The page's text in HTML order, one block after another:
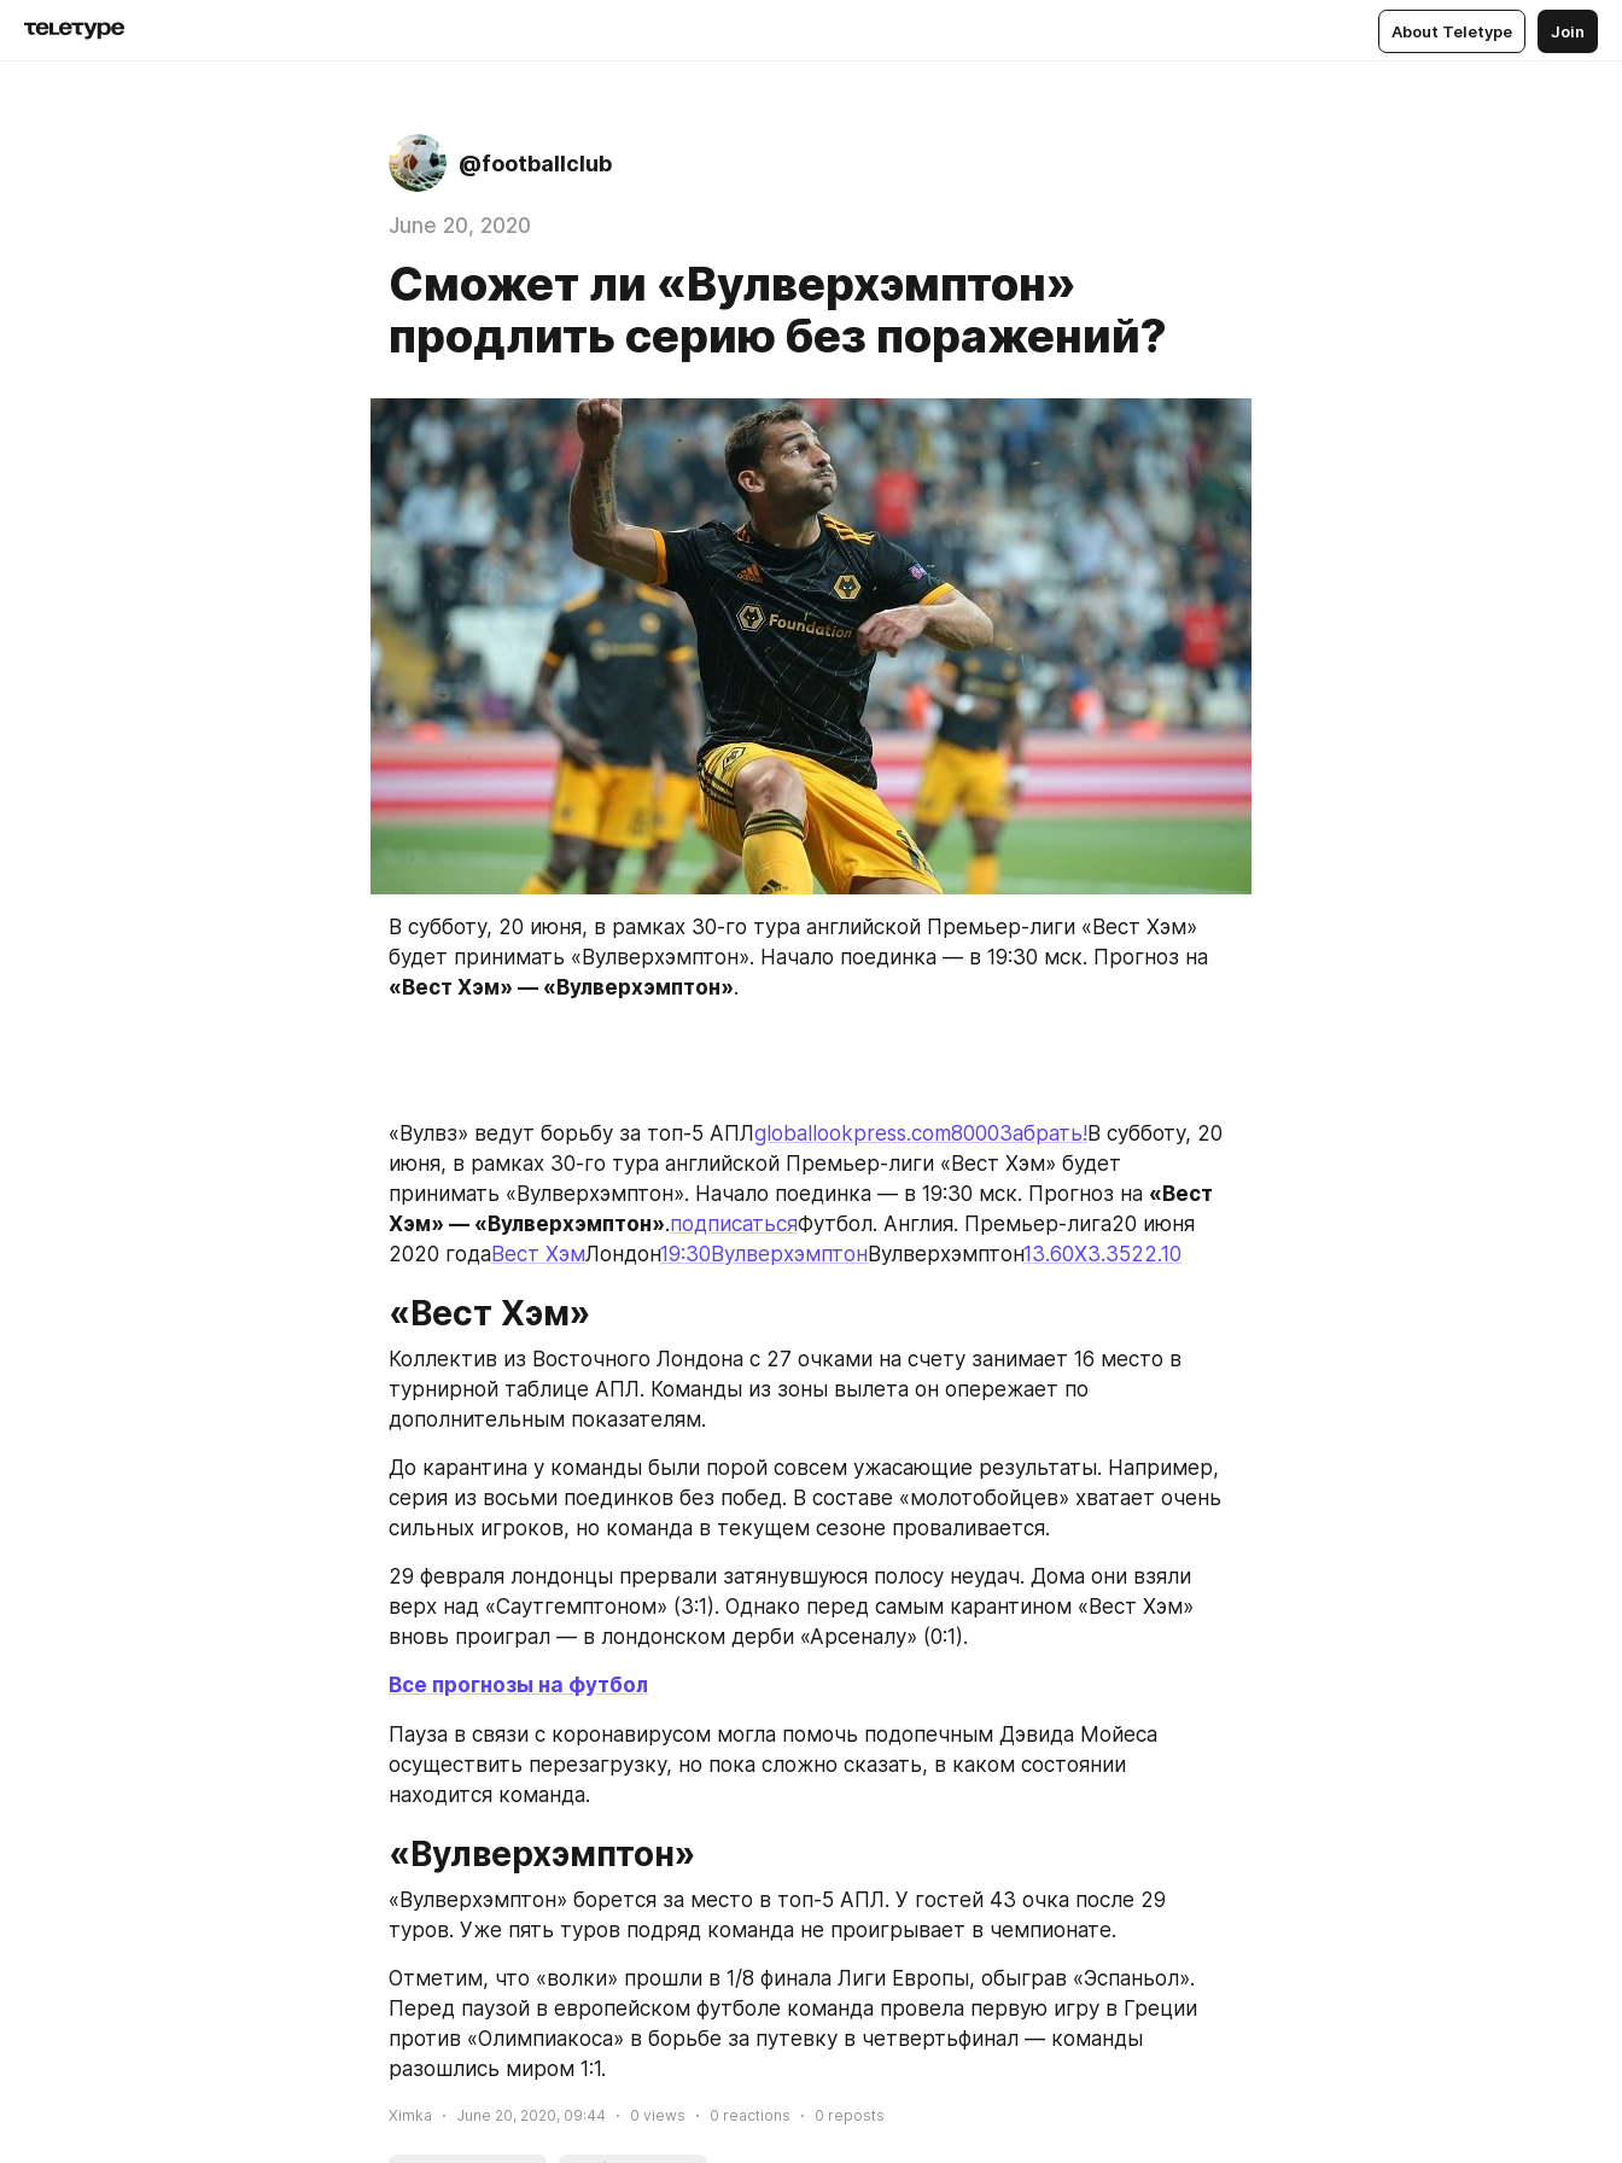
About Teletype Join
@footballclub
June 20, 2020
Сможет ли «Вулверхэмптон»
продлить серию без поражений?
В субботу, 20 июня, в рамках 30-го тура английской Премьер-лиги «Вест Хэм»
«Вест Хэм» — «Вулверхэмптон».
«Вулвз» ведут борьбу за топ-5 АПЛgloballookpress.com8000Забрать! В субботу, 20
июня, в рамках 30-го тура английской Премьер-лиги «Вест Хэм» будет
принимать «Вулверхэмптон». Начало поединка — в 19:30 мск. Прогноз на «Вест
Хэм» — «Вулверхэмптон».подписатьсяФутбол. Англия. Премьер-лига20 июня
2020 годаВест ХэмЛондон19:30 Вулверхэмптон Вулверхэмптон13.60X3.3522.10
«Вест Хэм»
Коллектив из Восточного Лондона с 27 очками на счету занимает 16 место в
турнирной таблице АПЛ. Команды из зоны вылета он опережает по
дополнительным показателям.
До карантина у команды были порой совсем ужасающие результаты. Например,
серия из восьми поединков без побед. В составе «молотобойцев» хватает очень
сильных игроков, но команда в текущем сезоне проваливается.
29 февраля лондонцы прервали затянувшуюся полосу неудач. Дома они взяли
верх над «Саутгемптоном» (3:1). Однако перед самым карантином «Вест Хэм»
вновь проиграл — в лондонском дерби «Арсеналу» (0:1).
Все прогнозы на футбол
Пауза в связи с коронавирусом могла помочь подопечным Дэвида Мойеса
осуществить перезагрузку, но пока сложно сказать, в каком состоянии
находится команда.
«Вулверхэмптон»
«Вулверхэмптон» борется за место в топ-5 АПЛ. У гостей 43 очка после 29
туров. Уже пять туров подряд команда не проигрывает в чемпионате.
Отметим, что «волки» прошли в 1/8 финала Лиги Европы, обыграв «Эспаньол».
Перед паузой в европейском футболе команда провела первую игру в Греции
против «Олимпиакоса» в борьбе за путевку в четвертьфинал — команды
разошлись миром 1:1.
Ximka June 20, 2020, 09:44 0 views 0 reactions 0 reposts